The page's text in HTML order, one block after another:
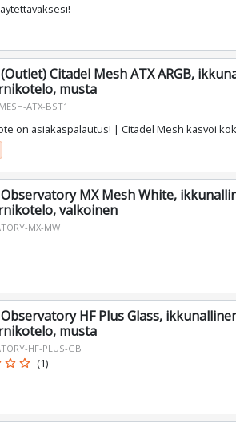
Citadel Mesh ATX ARGB,
musta
ATX-BST1
on asiakaspalautus! | Citadel Mesh kasvoi
MX Mesh White,
valkoinen
MX-MW
HF Plus Glass,
musta
HF-PLUS-GB
star_border star_border (1)